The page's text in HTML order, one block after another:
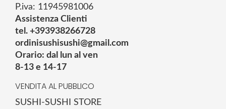
P.iva: 11945981006
Assistenza Clienti
tel. +393938266728
ordinisushisushi@gmail.com
Orario: dal lun al ven
8-13 e 14-17
VENDITA AL PUBBLICO
SUSHI-SUSHI STORE